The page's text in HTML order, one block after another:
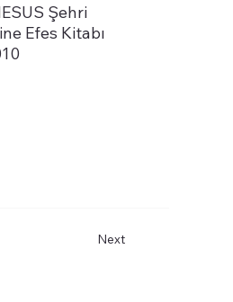
Şehri
Efes Kitabı
Next